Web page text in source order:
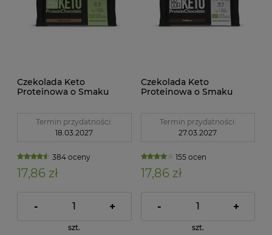
Czekolada Keto
Proteinowa o Smaku
Termin przydatności:
18.03.2027
384 oceny
17,86 zł
- +
szt.
Czekolada Keto
Proteinowa o Smaku
Termin przydatności:
27.03.2027
155 ocen
17,86 zł
- +
szt.